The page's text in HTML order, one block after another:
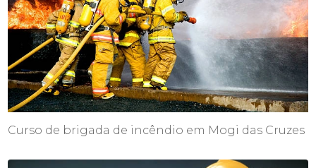
Curso de brigada de incêndio em Mogi das Cruzes